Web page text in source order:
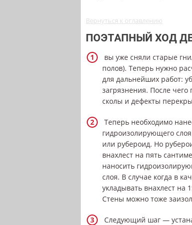
Вернуться к оглавлению
ПОЭТАПНЫЙ ХОД
вы уже сняли старые
полов). Теперь нужно
для дальнейших работ:
загрязнения. После
сколы и дефекты
Теперь необходимо
гидроизолирующего
или рубероид. Но
внахлест на пять
наносить
слоя. В случае когда в
укладывать внахлест на
Стены можно тоже
Следующий шаг —